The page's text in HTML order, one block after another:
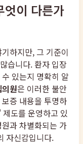
이 다른가
하지만, 그 기준이
습니다. 환자 입장
있는지 명확히 알
원은 이러한 불안
증 내용을 투명하
' 제도를 운영하고 있
과 차별화되는 가
자신감입니다.